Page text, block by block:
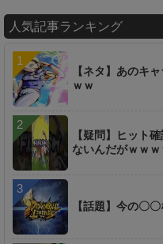
人気記事ランキング
【ネタ】あのキ
ｗｗ
【疑問】ヒット
ないんだがｗｗｗ
【話題】今の〇